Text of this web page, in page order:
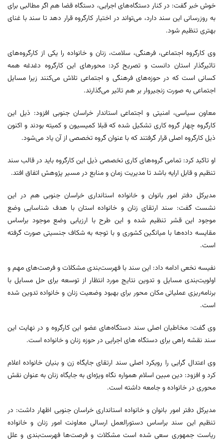
خوش خبر گفت: در کنار دستگاه‌های اجرایی، دستگاه قضا هم اگر مطالبی برای
به روزرسانی این سند دارد، می‌تواند در اختیار کارگروه قرار دهد تا سند با غنای
بهتری تنظیم شود.
وی کارگروه اجتماعی، فرهنگی، سلامت، زنان و خانواده را یکی از کارگروه‌های
تاثیرگذار استان دانست و تصریح کرد: محورهای این کارگروه دغدغه همه
کسانی است که در حوزه‌های فرهنگی و اجتماعی تلاش می‌کنند زیرا مسایل
اجتماعی به صورت زنجیروار بر هم تاثیر می‌گذارند.
معاون سیاسی، امنیتی و اجتماعی استاندار خراسان جنوبی افزود: ذیل این
کارگروه چهار گروه‌ کاری تشکیل شده که قبلا کمیسیون و کمیته بودند و اکنون
ذیل کارگروه اصلی قرار گرفتند که با عنوان گروه تخصصی از آن یاد می‌شود.
او تاکید کرد: تمامی گروه‌های کاری تخصصی ذیل این کارگروه باید در قالب سند
تنظیم و قابل ارایه باشد تا مدیریت زمان و منابع در مسیر پژوهش اتفاق افتد.
مدیرکل دفتر امور بانوان و خانواده استانداری خراسان جنوبی هم در این
نشست گفت: سند ارتقای زنان و خانواده استان با هدف شناسایی وضع
موجود این قشر تنظیم شده و این طرح با ارزیابی وضع موجود براساس
مقایسه داده‌ها با میانگین کشوری و با توجه به شکاف جنسیتی صورت گرفته
است.
نفیسه نخعی ادامه داد: این سند با فهرست‌بندی مشکلات و فرصت‌های مهم و
اولویت‌بندی مسایل و تدوین نتایج مورد انتظار از توسعه برای حل مسایل با
برنامه‌ریزی عملیاتی مکان محور برای بهبود وضعیت زنان و خانواده تدوین شده
است.
وی گفت: مخاطبان اصلی سند دستگاه‌های عضو این کارگروه و در نهایت این
سند نقشه راهی برای دستگاه های اجرایی در حوزه زنان و خانواده است.
وی اعتدال گرایی را رویکرد اصلی سند ارتقای جایگاه زن و بنیان خانواده اعلام
کرد و افزود: دین مبین اسلام همواره نگاه ویژه‌ای به جایگاه زنان به عنوان نقش
محوری در خانواده و جامعه داشته است.
مدیرکل دفتر امور بانوان و خانواده استانداری خراسان جنوبی اظهار داشت: در
تنظیم این سند براساس دستورالعمل ارسالی معاونت امور زنان و خانواده
ریاست جمهوری سعی شده است مشکلات و فرصت‌ها فهرست‌بندی و علل